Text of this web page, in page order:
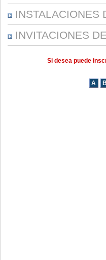
INSTALACIONES
INVITACIONES
Si desea puede